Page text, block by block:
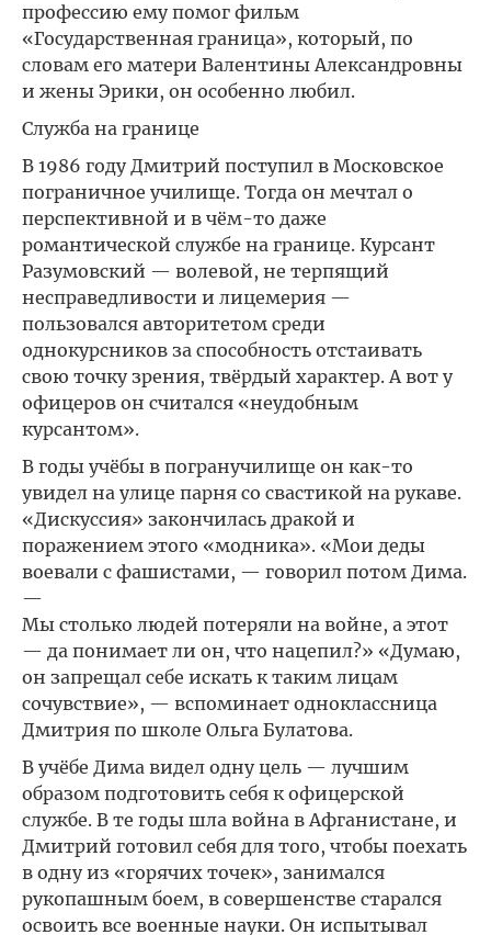
профессию ему помог фильм
«Государственная граница», который, по
словам его матери Валентины Александровны
и жены Эрики, он особенно любил.
Служба на границе
В 1986 году Дмитрий поступил в Московское
пограничное училище. Тогда он мечтал о
перспективной и в чём-то даже
романтической службе на границе. Курсант
Разумовский — волевой, не терпящий
несправедливости и лицемерия —
пользовался авторитетом среди
однокурсников за способность отстаивать
свою точку зрения, твёрдый характер. А вот у
офицеров он считался «неудобным
курсантом».
В годы учёбы в погранучилище он как-то
увидел на улице парня со свастикой на рукаве.
«Дискуссия» закончилась дракой и
поражением этого «модника». «Мои деды
воевали с фашистами, — говорил потом Дима.
—
Мы столько людей потеряли на войне, а этот
— да понимает ли он, что нацепил?» «Думаю,
он запрещал себе искать к таким лицам
сочувствие», — вспоминает одноклассница
Дмитрия по школе Ольга Булатова.
В учёбе Дима видел одну цель — лучшим
образом подготовить себя к офицерской
службе. В те годы шла война в Афганистане, и
Дмитрий готовил себя для того, чтобы поехать
в одну из «горячих точек», занимался
рукопашным боем, в совершенстве старался
освоить все военные науки. Он испытывал